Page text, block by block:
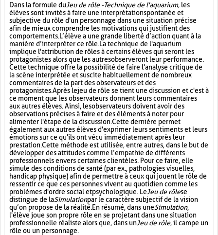
Dans la formule duJeu de rôle - Technique de l'aquarium, les
élèves sont invités à faire une interprétation spontanée et
subjective du rôle d'un personnage dans une situation précise
afin de mieux comprendre les motivations qui justifient des
comportements. L’élève a une grande liberté d’action quant à la
manière d’interpréter ce rôle. La technique de l'aquarium
implique l'attribution de rôles à certains élèves qui seront les
protagonistes alors que les autres observeront leur performance.
Cette technique offre la possibilité de faire l'analyse critique de
la scène interprétée et suscite habituellement de nombreux
commentaires de la part des observateurs et des
protagonistes. Après le jeu de rôle se tient une discussion et c'est à
ce moment que les observateurs donnent leurs commentaires
aux autres élèves. Ainsi, les observateurs doivent avoir des
observations précises à faire et des éléments à noter pour
alimenter l'étape de la discussion. Cette dernière permet
également aux autres élèves d'exprimer leurs sentiments et leurs
émotions sur ce qu'ils ont vécu immédiatement après leur
prestation. Cette méthode est utilisée, entre autres, dans le but de
développer des attitudes comme l’empathie de différents
professionnels envers certaines clientèles. Pour ce faire, elle
simule des conditions de santé (par ex., pathologies visuelles,
handicap physique) afin de permettre à ceux qui jouent le rôle de
ressentir ce que ces personnes vivent au quotidien comme les
problèmes d'ordre social et psychologique. LeJeu de rôlese
distingue de laSimulationpar le caractère subjectif de la vision
qu’on propose de la réalité. En résumé, dans uneSimulation,
l'élève joue son propre rôle en se projetant dans une situation
professionnelle réaliste alors que, dans unJeu de rôle, il campe un
rôle ou un personnage.